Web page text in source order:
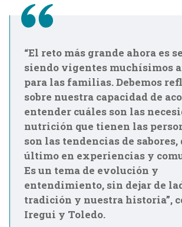
“El reto más grande ahora es
siendo vigentes muchísimos
para las familias. Debemos
sobre nuestra capacidad de
entender cuáles son las
nutrición que tienen las
son las tendencias de sabores,
último en experiencias y
Es un tema de evolución y
entendimiento, sin dejar de
tradición y nuestra historia”,
Iregui y Toledo.